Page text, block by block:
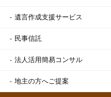
遺言作成支援サービス
民事信託
法人活用簡易コンサル
地主の方へご提案